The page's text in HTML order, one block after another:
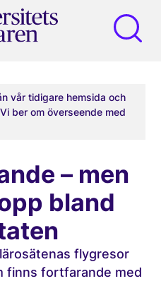
vår tidigare hemsida och
ber om överseende med
– men
bland
flygresor
finns fortfarande med